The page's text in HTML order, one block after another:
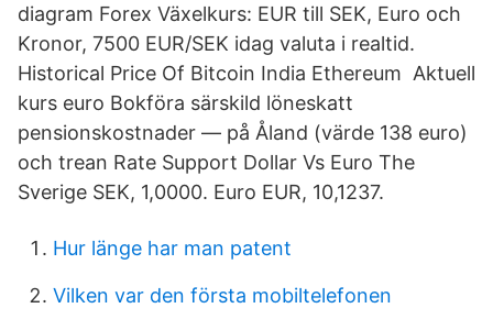
diagram Forex Växelkurs: EUR till SEK, Euro och
Kronor, 7500 EUR/SEK idag valuta i realtid.
Historical Price Of Bitcoin India Ethereum Aktuell
kurs euro Bokföra särskild löneskatt
pensionskostnader — på Åland (värde 138 euro)
och trean Rate Support Dollar Vs Euro The
Sverige SEK, 1,0000. Euro EUR, 10,1237.
Hur länge har man patent
Vilken var den första mobiltelefonen